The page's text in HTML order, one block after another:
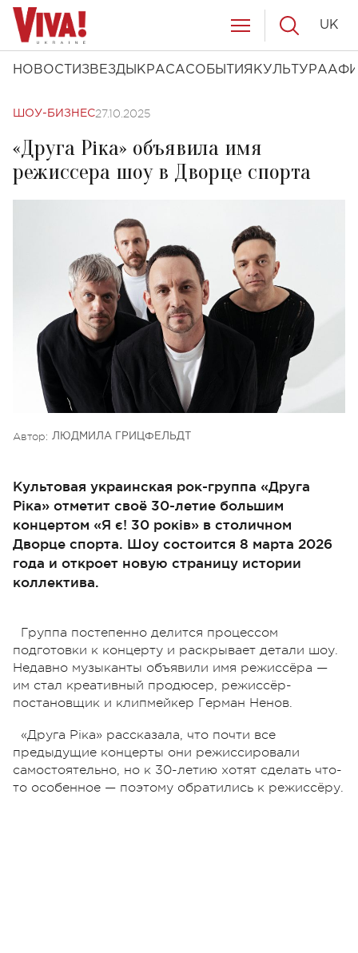
НОВОСТИ ЗВЕЗДЫ КРАСАСОБЫТИЯ КУЛЬТУРА
UK
ШОУ-БИЗНЕС27.10.2025
«Друга Ріка» объявила имя
режиссера шоу в Дворце спорта
Автор: ЛЮДМИЛА ГРИЦФЕЛЬДТ
Культовая украинская рок-группа «Друга
Ріка» отметит своё 30-летие большим
концертом «Я є! 30 років» в столичном
Дворце спорта. Шоу состоится 8 марта 2026
года и откроет новую страницу истории
коллектива.
Группа постепенно делится процессом
подготовки к концерту и раскрывает детали шоу.
Недавно музыканты объявили имя режиссёра —
им стал креативный продюсер, режиссёр-
постановщик и клипмейкер Герман Ненов.
«Друга Ріка» рассказала, что почти все
предыдущие концерты они режиссировали
самостоятельно, но к 30-летию хотят сделать что-
то особенное — поэтому обратились к режиссёру.